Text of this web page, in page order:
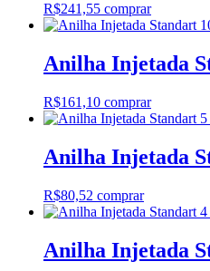
R$241,55 comprar
Anilha Injetada
R$161,10 comprar
Anilha Injetada
R$80,52 comprar
Anilha Injetada